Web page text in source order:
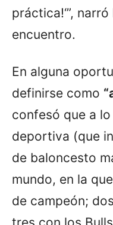
práctica!‘”,
encuentro.
En alguna
definirse como
confesó que a
deportiva (que
de baloncesto
mundo, en la
de campeón;